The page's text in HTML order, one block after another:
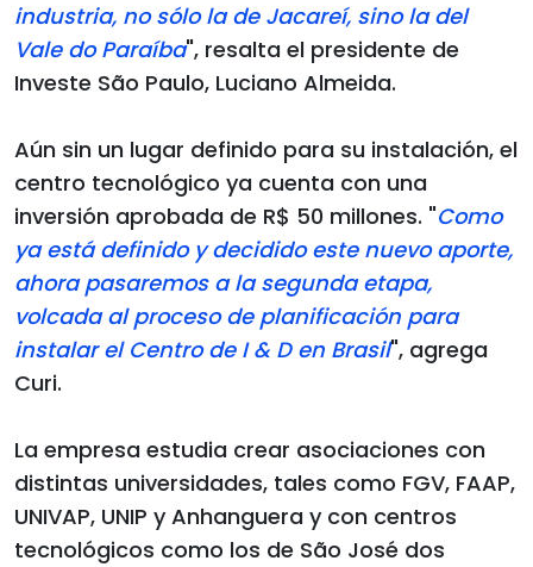
industria, no sólo la de Jacareí, sino la del
Vale do Paraíba", resalta el presidente de
Investe São Paulo, Luciano Almeida.
Aún sin un lugar definido para su instalación, el
centro tecnológico ya cuenta con una
inversión aprobada de R$ 50 millones. "Como
ya está definido y decidido este nuevo aporte,
ahora pasaremos a la segunda etapa,
volcada al proceso de planificación para
instalar el Centro de I & D en Brasil", agrega
Curi.
La empresa estudia crear asociaciones con
distintas universidades, tales como FGV, FAAP,
UNIVAP, UNIP y Anhanguera y con centros
tecnológicos como los de São José dos